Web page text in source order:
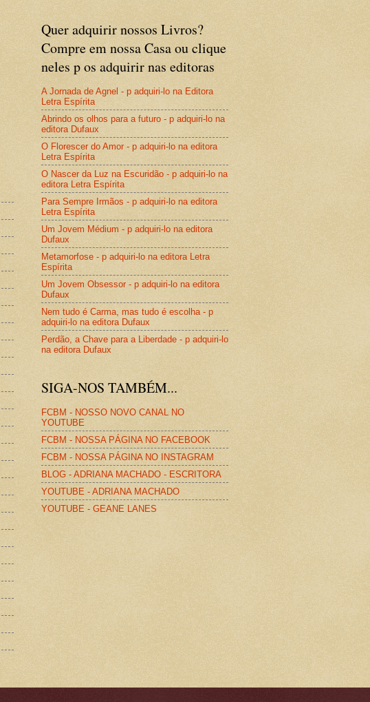
Quer adquirir nossos Livros?
Compre em nossa Casa ou clique
neles p os adquirir nas editoras
A Jornada de Agnel - p adquiri-lo na Editora
Letra Espírita
Abrindo os olhos para a futuro - p adquiri-lo na
editora Dufaux
O Florescer do Amor - p adquiri-lo na editora
Letra Espírita
O Nascer da Luz na Escuridão - p adquiri-lo na
editora Letra Espírita
Para Sempre Irmãos - p adquiri-lo na editora
Letra Espírita
Um Jovem Médium - p adquiri-lo na editora
Dufaux
Metamorfose - p adquiri-lo na editora Letra
Espírita
Um Jovem Obsessor - p adquiri-lo na editora
Dufaux
Nem tudo é Carma, mas tudo é escolha - p
adquiri-lo na editora Dufaux
Perdão, a Chave para a Liberdade - p adquiri-lo
na editora Dufaux
SIGA-NOS TAMBÉM...
FCBM - NOSSO NOVO CANAL NO
YOUTUBE
FCBM - NOSSA PÁGINA NO FACEBOOK
FCBM - NOSSA PÁGINA NO INSTAGRAM
BLOG - ADRIANA MACHADO - ESCRITORA
YOUTUBE - ADRIANA MACHADO
YOUTUBE - GEANE LANES